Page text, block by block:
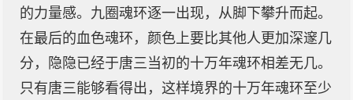
的力量感。九圈魂环逐一出现，从脚下攀升而起。
在最后的血色魂环，颜色上要比其他人更加深邃几
分，隐隐已经于唐三当初的十万年魂环相差无几。
只有唐三能够看得出，这样境界的十万年魂环至少